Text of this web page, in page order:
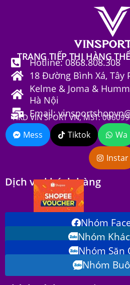
TRANG TIẾP THỊ HÀNG
Hotline: 0868.808.308
18 Đường Bình Xá, Tây
Kelme & Joma &
Hà Nội
Email:
HKD VIN SPORT VN, MST:
Mess Tiktok Wa
Instar
Dịch vụ khách hàng
Nhóm
Nhóm
Nhóm Săn
Nhóm